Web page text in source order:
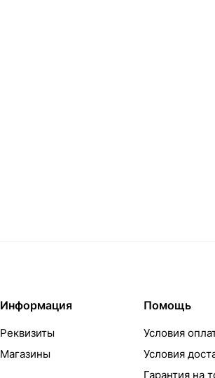
Информация
Реквизиты
Магазины
Помощь
Условия
Условия
Гарантия на